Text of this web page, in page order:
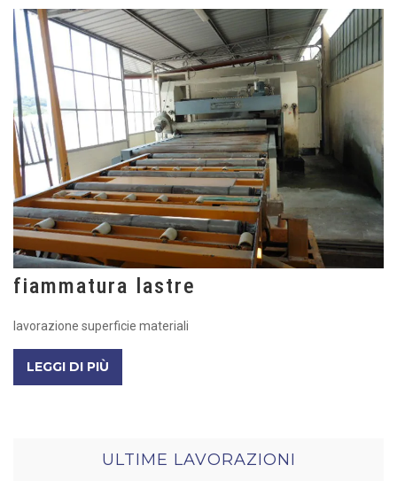
fiammatura lastre
lavorazione superficie materiali
LEGGI DI PIÙ
ULTIME LAVORAZIONI